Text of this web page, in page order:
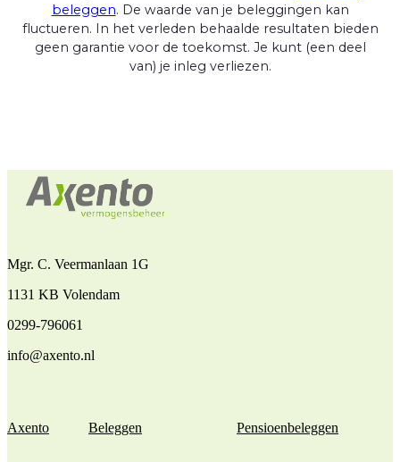
beleggen. De waarde van je beleggingen kan
fluctueren. In het verleden behaalde resultaten bieden
geen garantie voor de toekomst. Je kunt (een deel
van) je inleg verliezen.
Mgr. C. Veermanlaan 1G
1131 KB Volendam
0299-796061
info@axento.nl
Axento Beleggen Pensioenbeleggen